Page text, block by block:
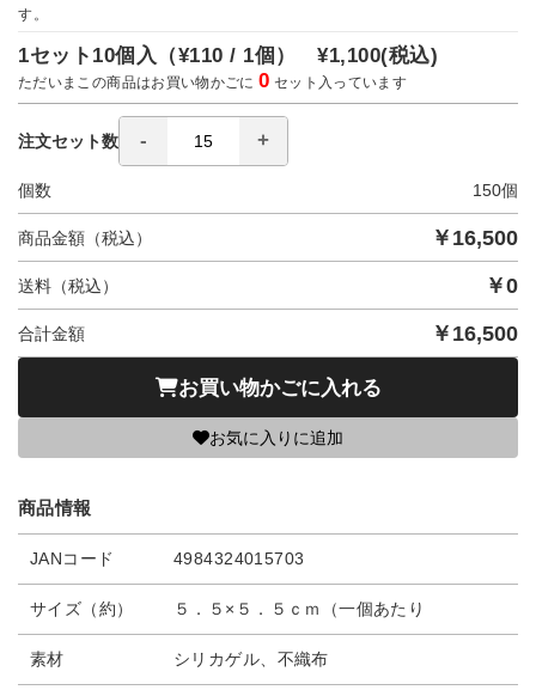
す。
1セット10個入（¥110 / 1個）¥1,100(税込)
ただいまこの商品はお買い物かごに0 セット入っています
注文セット数
個数 150個
商品金額（税込） ￥ 16,500
送料（税込） ￥0
合計金額 ￥ 16,500
お買い物かごに入れる
お気に入りに追加
商品情報
JANコード 4984324015703
サイズ（約） ５．５×５．５ｃｍ（一個あたり
素材 シリカゲル、不織布